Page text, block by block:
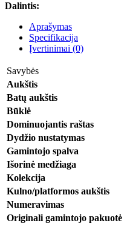
Dalintis:
Aprašymas
Specifikacija
Įvertinimai (0)
Savybės
Aukštis
Batų aukštis
Būklė
Dominuojantis raštas
Dydžio nustatymas
Gamintojo spalva
Išorinė medžiaga
Kolekcija
Kulno/platformos aukštis
Numeravimas
Originali gamintojo pakuotė